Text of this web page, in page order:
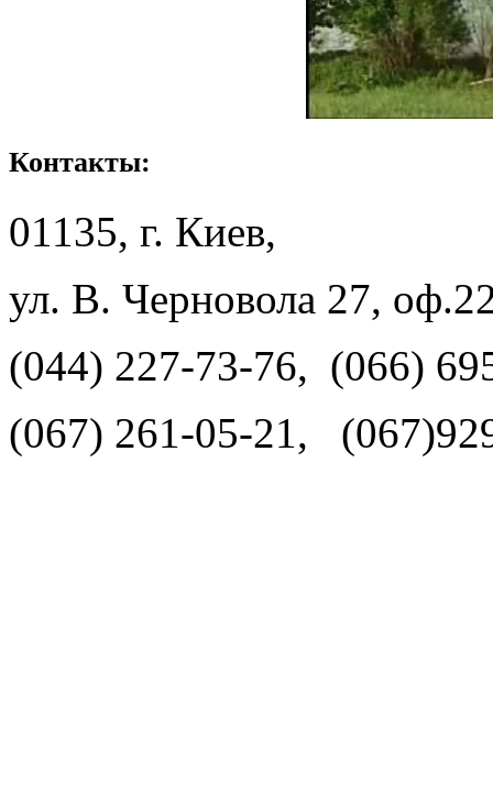
Контакты:
01135, г. Киев,
ул. В. Черновола 27,
(044) 227-73-76, (066)
(067) 261-05-21,